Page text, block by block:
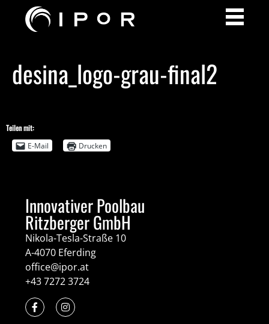
desina_logo-grau-final2
Teilen mit:
E-Mail
Drucken
Innovativer Poolbau
Ritzberger GmbH
Nikola-Tesla-Straße 10
A-4070 Eferding
office@ipor.at
+43 7272 3724